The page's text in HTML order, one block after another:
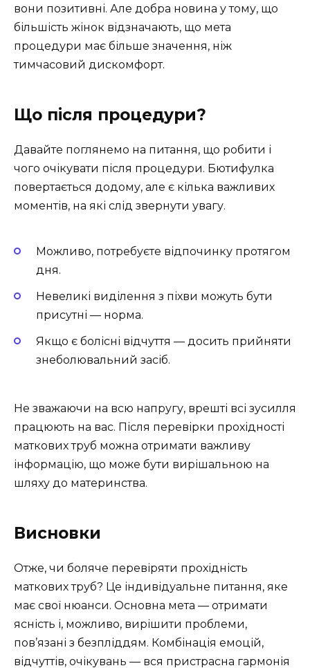
вони позитивні. Але добра новина у тому, що
більшість жінок відзначають, що мета
процедури має більше значення, ніж
тимчасовий дискомфорт.
Що після процедури?
Давайте поглянемо на питання, що робити і
чого очікувати після процедури. Бютифулка
повертається додому, але є кілька важливих
моментів, на які слід звернути увагу.
Можливо, потребуєте відпочинку протягом
дня.
Невеликі виділення з піхви можуть бути
присутні — норма.
Якщо є болісні відчуття — досить прийняти
знеболювальний засіб.
Не зважаючи на всю напругу, врешті всі зусилля
працюють на вас. Після перевірки прохідності
маткових труб можна отримати важливу
інформацію, що може бути вирішальною на
шляху до материнства.
Висновки
Отже, чи боляче перевіряти прохідність
маткових труб? Це індивідуальне питання, яке
має свої нюанси. Основна мета — отримати
ясність і, можливо, вирішити проблеми,
пов’язані з безпліддям. Комбінація емоцій,
відчуттів, очікувань — вся пристрасна гармонія